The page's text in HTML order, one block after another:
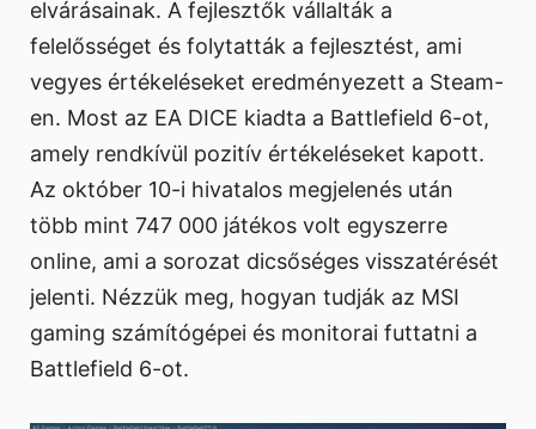
elvárásainak. A fejlesztők vállalták a
felelősséget és folytatták a fejlesztést, ami
vegyes értékeléseket eredményezett a Steam-
en. Most az EA DICE kiadta a Battlefield 6-ot,
amely rendkívül pozitív értékeléseket kapott.
Az október 10-i hivatalos megjelenés után
több mint 747 000 játékos volt egyszerre
online, ami a sorozat dicsőséges visszatérését
jelenti. Nézzük meg, hogyan tudják az MSI
gaming számítógépei és monitorai futtatni a
Battlefield 6-ot.